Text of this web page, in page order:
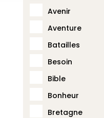
Avenir
Aventure
Batailles
Besoin
Bible
Bonheur
Bretagne